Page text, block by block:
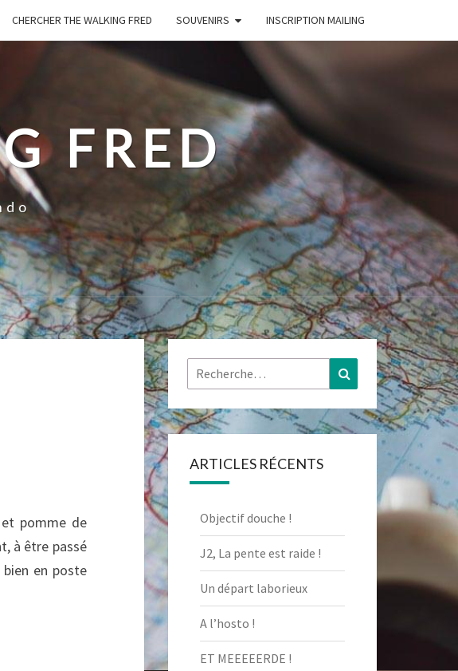
CHERCHER THE WALKING FRED SOUVENIRS INSCRIPTION MAILING
FRED
pomme de
à être passé
en poste
Rechercher : Recherche
ARTICLES RÉCENTS
Objectif douche !
J2, La pente est raide !
Un départ laborieux
A l’hosto !
ET MEEEEERDE !